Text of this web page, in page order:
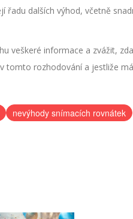
dalších výhod, včetně
veškeré informace a zvážit,
tomto rozhodování a jestliže
nevýhody snímacích rovnátek